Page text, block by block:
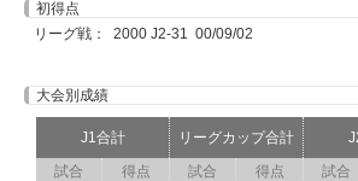
初得点
リーグ戦： 2000 J2-31 00/09/02
大会別成績
J1合計 リーグカップ合計
試合
得点 試合 得点 試合